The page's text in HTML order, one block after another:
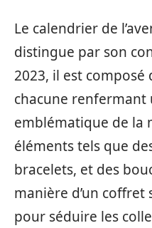
Le calendrier de
distingue par son
2023, il est composé
chacune renfermant
emblématique de la
éléments tels que
bracelets, et des
manière d’un coffret
pour séduire les